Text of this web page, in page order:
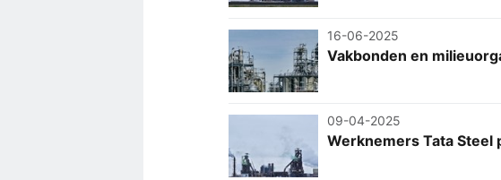
16-06-2025
Vakbonden en
09-04-2025
Werknemers Tata